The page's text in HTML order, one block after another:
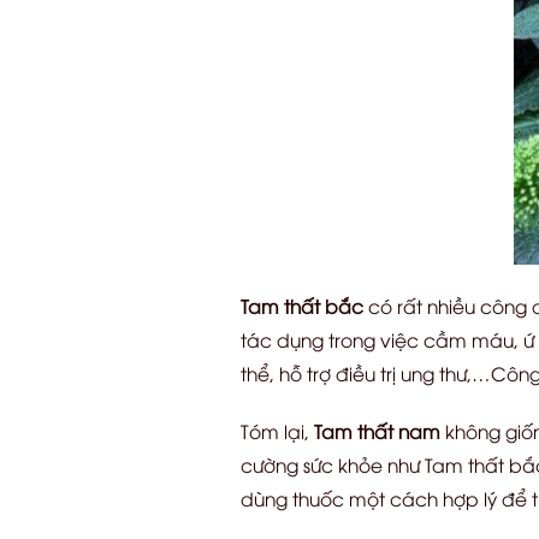
Tam thất bắccó rất nhiều công
tác dụng trong việc cầm máu, ứ
thể, hỗ trợ điều trị ung
Tóm lại, Tam thất namkhông
cường sức khỏe như Tam thất
dùng thuốc một cách hợp lý để